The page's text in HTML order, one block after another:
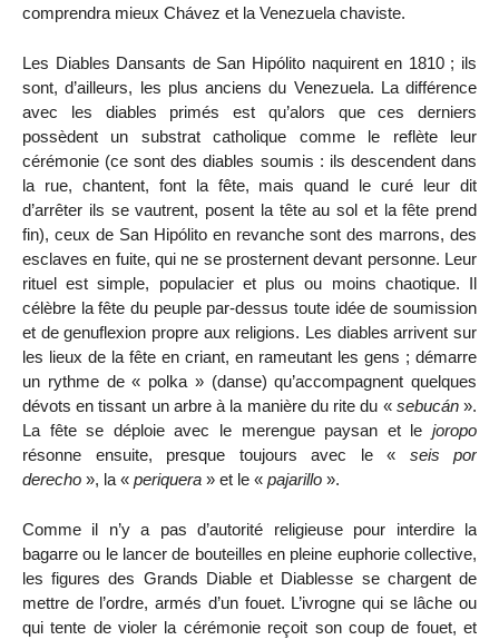
comprendra mieux Chávez et la Venezuela chaviste.
Les Diables Dansants de San Hipólito naquirent en 1810 ; ils
sont, d’ailleurs, les plus anciens du Venezuela. La différence
avec les diables primés est qu’alors que ces derniers
possèdent un substrat catholique comme le reflète leur
cérémonie (ce sont des diables soumis : ils descendent dans
la rue, chantent, font la fête, mais quand le curé leur dit
d’arrêter ils se vautrent, posent la tête au sol et la fête prend
fin), ceux de San Hipólito en revanche sont des marrons, des
esclaves en fuite, qui ne se prosternent devant personne. Leur
rituel est simple, populacier et plus ou moins chaotique. Il
célèbre la fête du peuple par-dessus toute idée de soumission
et de genuflexion propre aux religions. Les diables arrivent sur
les lieux de la fête en criant, en rameutant les gens ; démarre
un rythme de « polka » (danse) qu’accompagnent quelques
dévots en tissant un arbre à la manière du rite du « sebucán».
La fête se déploie avec le merengue paysan et le joropo
résonne ensuite, presque toujours avec le « seis por
derecho », la « periquera » et le « pajarillo ».
Comme il n’y a pas d’autorité religieuse pour interdire la
bagarre ou le lancer de bouteilles en pleine euphorie collective,
les figures des Grands Diable et Diablesse se chargent de
mettre de l’ordre, armés d’un fouet. L’ivrogne qui se lâche ou
qui tente de violer la cérémonie reçoit son coup de fouet, et